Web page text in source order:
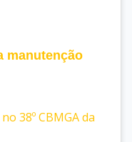
manutenção